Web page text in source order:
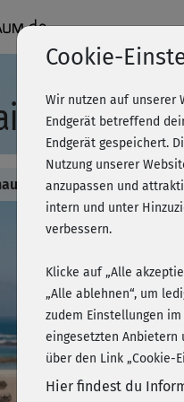
-
- Anmelden und alles
Cookie-
Wir nutzen auf unserer
Endgerät betreffend
Endgerät gespeichert.
Nutzung unserer
anzupassen und
intern und unter
verbessern.
Klicke auf „Alle
„Alle ablehnen“, um
zudem Einstellungen
eingesetzten Anbietern
über den Link „Cookie-
Hier findest du